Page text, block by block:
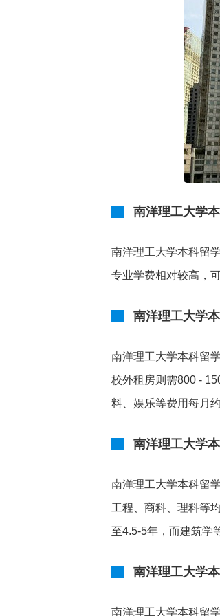
南洋理工大学
南洋理工大学本科留
专业学费相对较高，
南洋理工大学
南洋理工大学本科留
校外租房则需800 -
料、娱乐等费用每月
南洋理工大学
南洋理工大学本科留
工程、商科、理科等
至4.5-5年，而建筑学
南洋理工大学
南洋理工大学本科留